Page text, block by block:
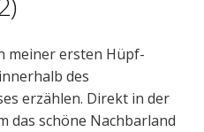
meiner ersten Hüpf-
des
erzählen. Direkt in der
das schöne Nachbarland